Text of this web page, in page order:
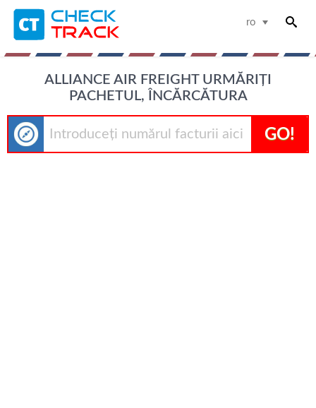
ro
ALLIANCE AIR FREIGHT URMĂRIȚI
PACHETUL, ÎNCĂRCĂTURA
GO!